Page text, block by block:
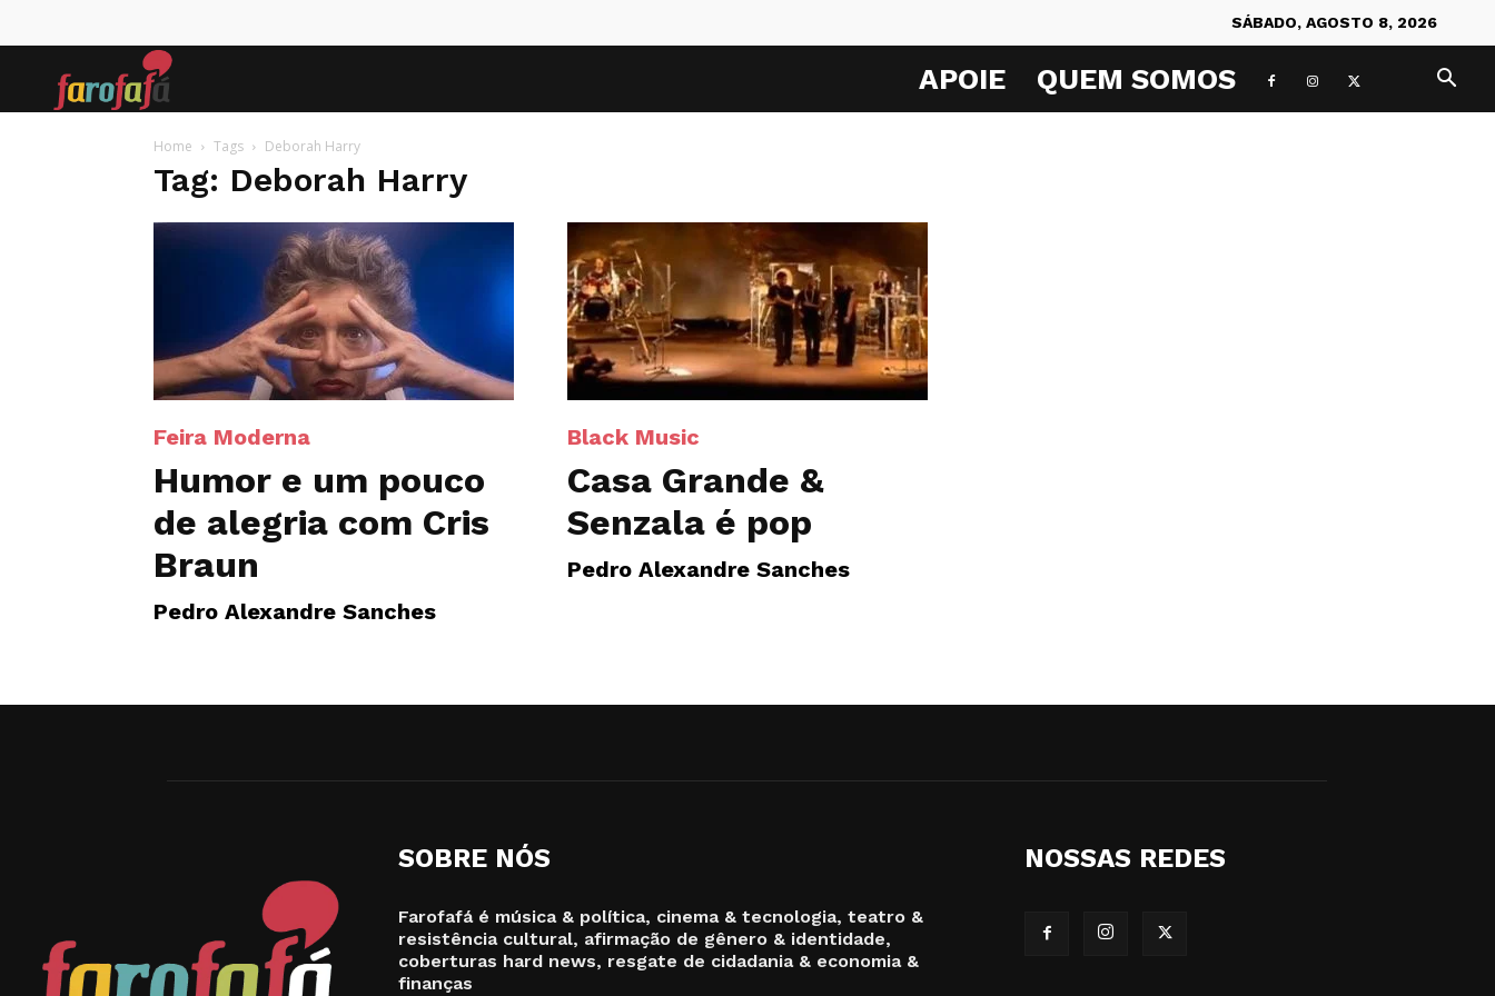
SÁBADO, AGOSTO 8, 2026
APOIE QUEM SOMOS
Home Tags Deborah Harry
Tag: Deborah Harry
Feira Moderna
Humor e um pouco
de alegria com Cris
Braun
Pedro Alexandre Sanches
Black Music
Casa Grande &
Senzala é pop
Pedro Alexandre Sanches
SOBRE NÓS
Farofafá é música & política, cinema & tecnologia, teatro &
resistência cultural, afirmação de gênero & identidade,
coberturas hard news, resgate de cidadania & economia &
finanças
NOSSAS REDES